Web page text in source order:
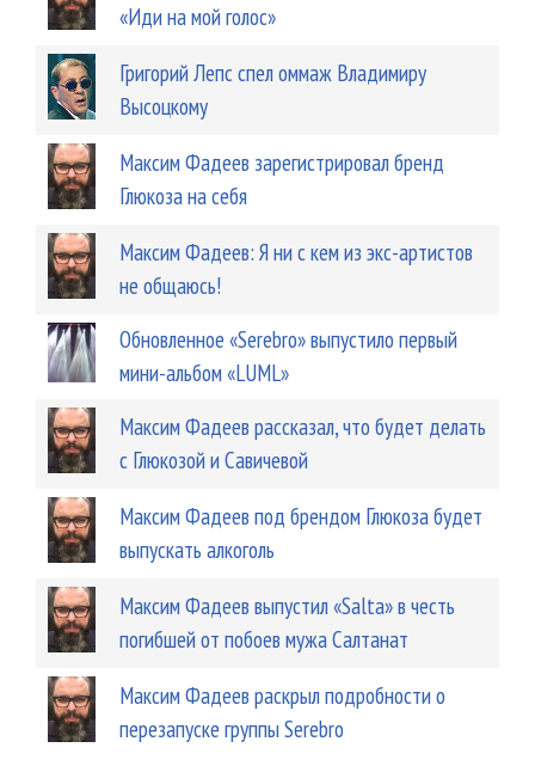
«Иди на мой голос»
Григорий Лепс спел оммаж Владимиру
Высоцкому
Максим Фадеев зарегистрировал бренд
Глюкоза на себя
Максим Фадеев: Я ни с кем из экс-артистов
не общаюсь!
Обновленное «Serebro» выпустило первый
мини-альбом «LUML»
Максим Фадеев рассказал, что будет делать
с Глюкозой и Савичевой
Максим Фадеев под брендом Глюкоза будет
выпускать алкоголь
Максим Фадеев выпустил «Salta» в честь
погибшей от побоев мужа Салтанат
Максим Фадеев раскрыл подробности о
перезапуске группы Serebro